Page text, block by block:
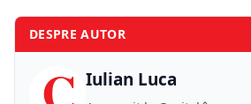
DESPRE AUTOR
Iulian Luca